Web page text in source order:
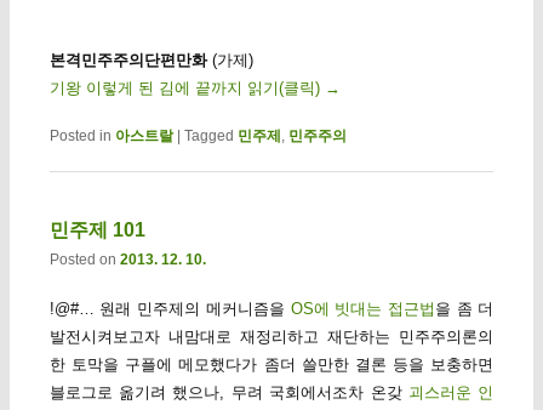
본격민주주의단편만화(가제)
기왕 이렇게 된 김에 끝까지 읽기(클릭) →
Posted in 아스트랄 Tagged 민주제 , 민주주의
민주제 101
Posted on 2013. 12. 10.
!@#… 원래 민주제의 메커니즘을 OS에 빗대는 접근법 을 좀 더
발전시켜보고자 내맘대로 재정리하고 재단하는 민주주의론의
한 토막을 구플에 메모했다가 좀더 쓸만한 결론 등을 보충하면
블로그로 옮기려 했으나, 무려 국회에서조차 온갖 괴스러운 인